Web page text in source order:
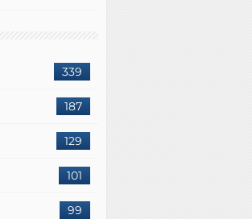
339
187
129
101
99